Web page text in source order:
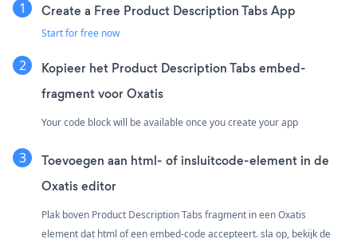
Create a Free Product Description Tabs App
Start for free now
Kopieer het Product Description Tabs embed-
fragment voor Oxatis
Your code block will be available once you create your app
Toevoegen aan html- of insluitcode-element in de
Oxatis editor
Plak boven Product Description Tabs fragment in een Oxatis
element dat html of een embed-code accepteert. sla op, bekijk de